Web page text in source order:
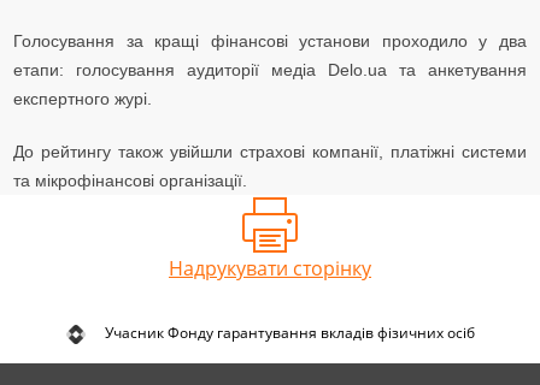
Голосування за кращі фінансові установи проходило у два
етапи: голосування аудиторії медіа Delo.ua та анкетування
експертного журі.
До рейтингу також увійшли страхові компанії, платіжні системи
та мікрофінансові організації.
Надрукувати сторінку
Учасник Фонду гарантування вкладів фізичних осіб